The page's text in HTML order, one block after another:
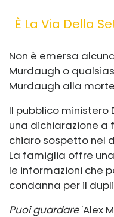
È La Via Della
Non è emersa
Murdaugh o
Murdaugh alla
Il pubblico ministero
una dichiarazione a
chiaro sospetto nel
La famiglia offre
le informazioni che
condanna per il
Puoi guardare'Alex